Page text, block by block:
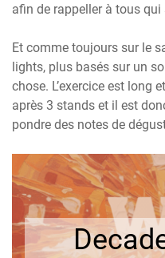
afin de rappeller à tous
Et comme toujours sur le
lights, plus basés sur un
chose. L’exercice est long
après 3 stands et il est
pondre des notes de